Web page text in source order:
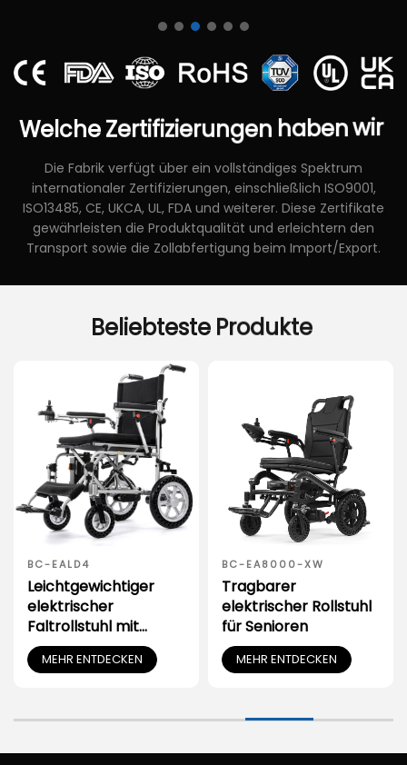
WelcheZertifizierungen habenwir
Die Fabrik verfügt über ein vollständiges Spektrum
internationaler Zertifizierungen, einschließlich ISO9001,
ISO13485, CE, UKCA, UL, FDA und weiterer. Diese Zertifikate
gewährleisten die Produktqualität und erleichtern den
Transport sowie die Zollabfertigung beim Import/Export.
Beliebteste Produkte
BC-EALD4
Leichtgewichtiger
elektrischer
Faltrollstuhl mit
Power für Menschen
mit Behinderung
MEHR ENTDECKEN
BC-EA8000-XW
Tragbarer
elektrischer Rollstuhl
für Senioren
MEHR ENTDECKEN